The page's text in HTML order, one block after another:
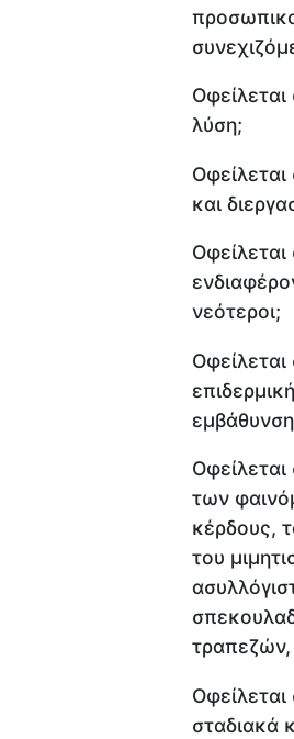
λύση;
και
νεότεροι;
των
κέρδους,
του
τραπεζών,
σταδιακά